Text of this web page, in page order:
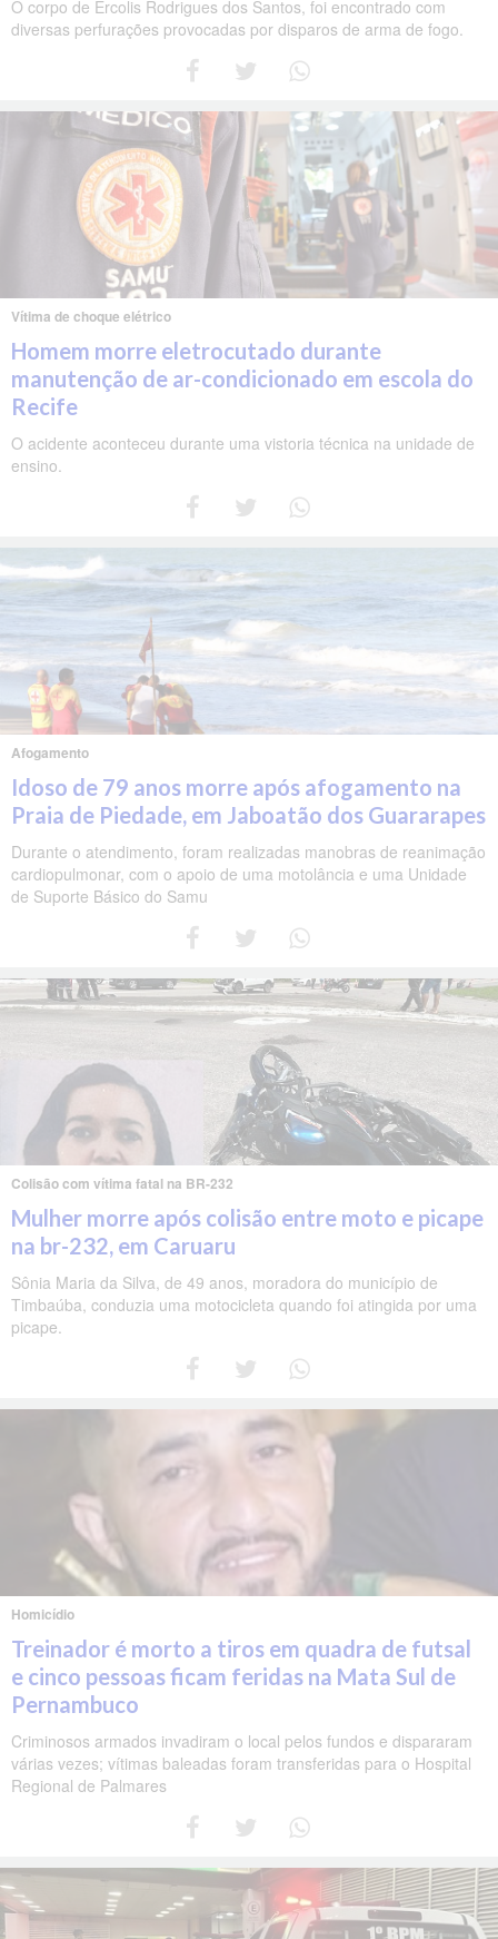
O corpo de Ercolis Rodrigues dos Santos, foi encontrado com
diversas perfurações provocadas por disparos de arma de fogo.
Vítima de choque elétrico
Homem morre eletrocutado durante
manutenção de ar-condicionado em escola do
Recife
O acidente aconteceu durante uma vistoria técnica na unidade de
ensino.
Afogamento
Idoso de 79 anos morre após afogamento na
Praia de Piedade, em Jaboatão dos Guararapes
Durante o atendimento, foram realizadas manobras de reanimação
cardiopulmonar, com o apoio de uma motolância e uma Unidade
de Suporte Básico do Samu
Colisão com vítima fatal na BR-232
Mulher morre após colisão entre moto e picape
na br-232, em Caruaru
Sônia Maria da Silva, de 49 anos, moradora do município de
Timbaúba, conduzia uma motocicleta quando foi atingida por uma
picape.
Homicídio
Treinador é morto a tiros em quadra de futsal
e cinco pessoas ficam feridas na Mata Sul de
Pernambuco
Criminosos armados invadiram o local pelos fundos e dispararam
várias vezes; vítimas baleadas foram transferidas para o Hospital
Regional de Palmares